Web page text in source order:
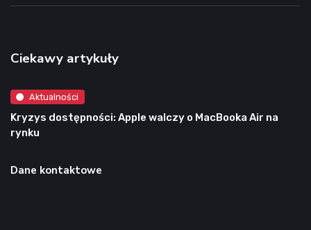
Ciekawy artykuły
Aktualności
Kryzys dostępności: Apple walczy o MacBooka Air na
rynku
Dane kontaktowe